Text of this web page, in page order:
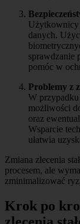
Użytkownicy
danych.
sprawdzanie
pomóc w
Problemy z
W
możliwości
oraz
Wsparcie
ułatwia
Zmiana zlecenia
procesem, ale
zminimalizować
Krok po